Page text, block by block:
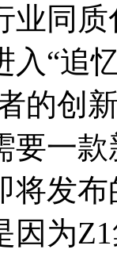
业同
入“追
的创
要一
将发
为Z1